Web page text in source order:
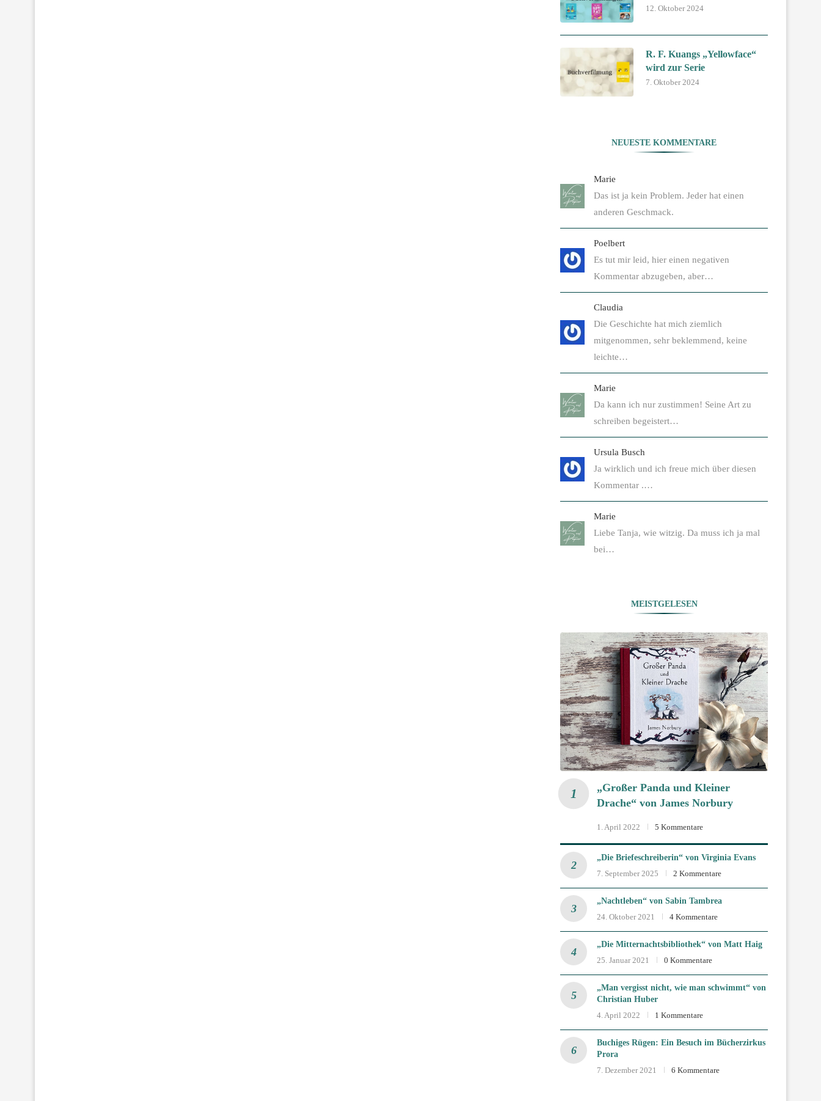
12. Oktober 2024
R. F. Kuangs „Yellowface“
wird zur Serie
7. Oktober 2024
NEUESTE KOMMENTARE
Marie
Das ist ja kein Problem. Jeder hat einen
anderen Geschmack.
Poelbert
Es tut mir leid, hier einen negativen
Kommentar abzugeben, aber…
Claudia
Die Geschichte hat mich ziemlich
mitgenommen, sehr beklemmend, keine
leichte…
Marie
Da kann ich nur zustimmen! Seine Art zu
schreiben begeistert…
Ursula Busch
Ja wirklich und ich freue mich über diesen
Kommentar .…
Marie
Liebe Tanja, wie witzig. Da muss ich ja mal
bei…
MEISTGELESEN
„Großer Panda und Kleiner
Drache“ von James Norbury
1. April 2022 5 Kommentare
„Die Briefeschreiberin“ von Virginia Evans
7. September 2025
2 Kommentare
„Nachtleben“ von Sabin Tambrea
24. Oktober 2021
4 Kommentare
„Die Mitternachtsbibliothek“ von Matt Haig
25. Januar 2021
0 Kommentare
„Man vergisst nicht, wie man schwimmt“ von
Christian Huber
4. April 2022
1 Kommentare
Buchiges Rügen: Ein Besuch im Bücherzirkus
Prora
7. Dezember 2021
6 Kommentare